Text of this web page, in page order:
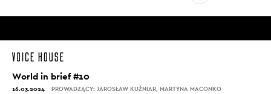
World in brief #10
16.03.2024 PROWADZĄCY: JAROSŁAW KUŹNIAR, MARTYNA MACONKO